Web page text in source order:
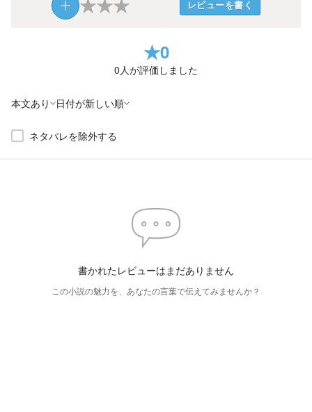
レビューを書く
★0
0人が評価しました
本文あり 日付が新しい順
ネタバレを除外する
書かれたレビューはまだありません
この小説の魅力を、あなたの言葉で伝えてみませんか？